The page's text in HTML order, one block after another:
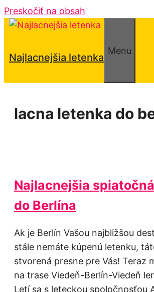
Preskočiť na obsah
Najlacnejšia letenka
Menu
lacna letenka do
Najlacnejšia
do Berlína
Ak je Berlín Vašou najbližšou
stále nemáte kúpenú letenku,
stvorená presne pre Vás! Teraz
na trase Viedeň-Berlín-Viedeň
Letí sa s leteckou spoločnosťou